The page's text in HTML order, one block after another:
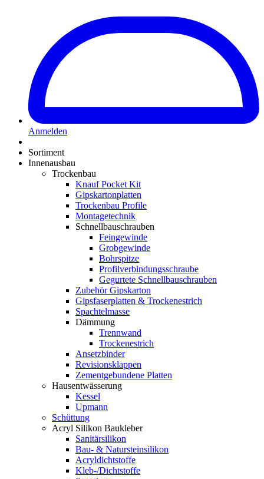
Anmelden
Sortiment
Innenausbau
Trockenbau
Knauf Pocket Kit
Gipskartonplatten
Trockenbau Profile
Montagetechnik
Schnellbauschrauben
Feingewinde
Grobgewinde
Bohrspitze
Profilverbindungsschraube
Gegurtete Schnellbauschrauben
Zubehör Gipskarton
Gipsfaserplatten & Trockenestrich
Spachtelmasse
Dämmung
Trennwand
Trockenestrich
Ansetzbinder
Revisionsklappen
Zementgebundene Platten
Hausentwässerung
Kessel
Upmann
Schüttung
Acryl Silikon Baukleber
Sanitärsilikon
Bau- & Natursteinsilikon
Acryldichtstoffe
Kleb-/Dichtstoffe